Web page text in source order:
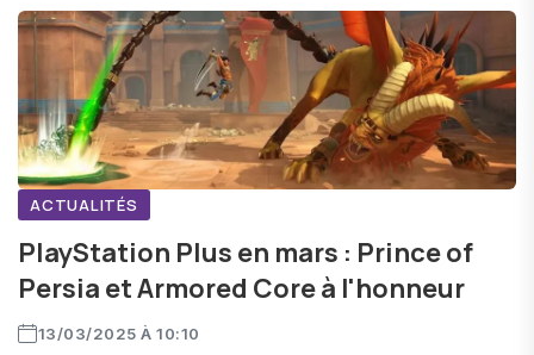
ACTUALITÉS
PlayStation Plus en mars : Prince of
Persia et Armored Core à l'honneur
13/03/2025 À 10:10